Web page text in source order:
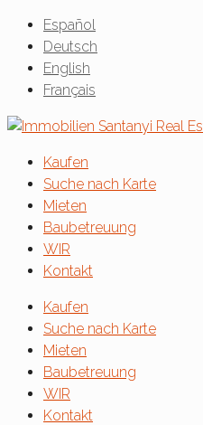
Español
Deutsch
English
Français
Kaufen
Suche nach Karte
Mieten
Baubetreuung
WIR
Kontakt
Kaufen
Suche nach Karte
Mieten
Baubetreuung
WIR
Kontakt